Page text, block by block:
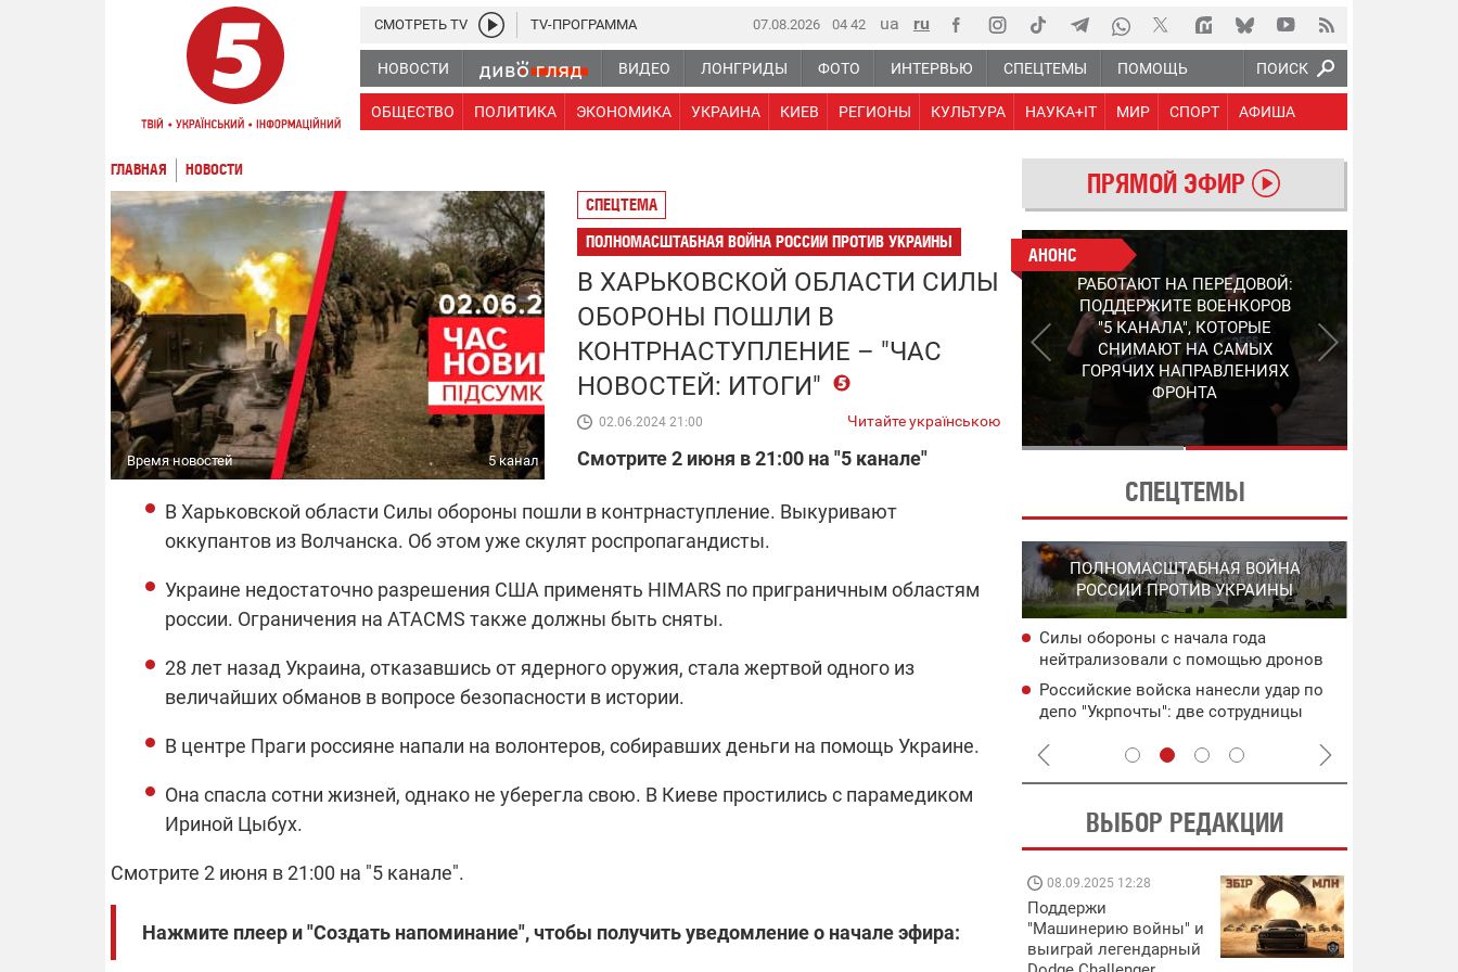
ПОИСК
07.08.2026 04 42
НОВОСТИ ВИДЕО ЛОНГРИДЫ ФОТО ИНТЕРВЬЮ СПЕЦТЕМЫ ПОМОЩЬ
ОБЩЕСТВО ПОЛИТИКА ЭКОНОМИКА УКРАИНА КИЕВ РЕГИОНЫ КУЛЬТУРА НАУКА+IT МИР СПОРТ АФИША
СМОТРЕТЬ TV TV-ПРОГРАММА
ГЛАВНАЯ НОВОСТИ
Время новостей 5 канал
СПЕЦТЕМА
ПОЛНОМАСШТАБНАЯ ВОЙНА РОССИИ ПРОТИВ УКРАИНЫ
В ХАРЬКОВСКОЙ ОБЛАСТИ СИЛЫ
ОБОРОНЫ ПОШЛИ В
КОНТРНАСТУПЛЕНИЕ – "ЧАС
НОВОСТЕЙ: ИТОГИ"
02.06.2024 21:00 Читайте українською
Смотрите 2 июня в 21:00 на "5 канале"
В Харьковской области Силы обороны пошли в контрнаступление. Выкуривают
оккупантов из Волчанска. Об этом уже скулят роспропагандисты.
Украине недостаточно разрешения США применять HIMARS по приграничным областям
россии. Ограничения на ATACMS также должны быть сняты.
28 лет назад Украина, отказавшись от ядерного оружия, стала жертвой одного из
величайших обманов в вопросе безопасности в истории.
В центре Праги россияне напали на волонтеров, собиравших деньги на помощь Украине.
Она спасла сотни жизней, однако не уберегла свою. В Киеве простились с парамедиком
Ириной Цыбух.
Смотрите 2 июня в 21:00 на "5 канале".
Нажмите плеер и "Создать напоминание", чтобы получить уведомление о начале эфира:
ПРЯМОЙ ЭФИР
АНОНС
СЛЕДУЮЩЕЕ ПОКОЛЕНИЕ
PEP: КАК УКРАИНСКИЙ
STEP-3 МЕНЯЕТ ПРАВИЛА
ИГРЫ В ОБНАРУЖЕНИИ FPV-
ДРОНОВ
АНОНС
РАБОТАЮТ НА ПЕРЕДОВОЙ:
ПОДДЕРЖИТЕ ВОЕНКОРОВ
"5 КАНАЛА", КОТОРЫЕ
СНИМАЮТ НА САМЫХ
ГОРЯЧИХ НАПРАВЛЕНИЯХ
ФРОНТА
СПЕЦТЕМЫ
ОТКЛЮЧЕНИЕ СВЕТА В УКРАИНЕ
областях остается без
электроснабжения в результате
российских обстрелов
Подготовьте внешние аккумуляторы: в
связи с аномальной жарой в августе
возможно возобновление графиков
отключений электроэнергии –
АФЕРАХ ДРУГА ЗЕЛЕНСКОГО
НАБУ начало расследование в
отношении бывшего исполнительного
ПОЛНОМАСШТАБНАЯ ВОЙНА
РОССИИ ПРОТИВ УКРАИНЫ
Силы обороны с начала года
нейтрализовали с помощью дронов
более 200 тыс. россиян
Российские войска нанесли удар по
депо "Укрпочты": две сотрудницы
ВЫБОР РЕДАКЦИИ
08.09.2025 12:28
"Машинерию войны" и
выиграй легендарный
передовой:
поддержите
08.09.2025 12:28
Поддержи
"Машинерию войны" и
выиграй легендарный